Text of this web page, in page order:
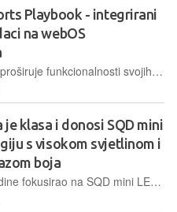
Playbook - integrirani
na webOS
LG Electronics proširuje funkcionalnosti svojih pametnih televizora predstavljanjem usluge Sports Playbook, rješenja koje na zaslon donosi sportske statistike, analitiku i informacije u stvarnom vremenu
je klasa i donosi SQD mini
s visokom svjetlinom i
boja
TCL se ove godine fokusirao na SQD mini LED tehnologiju za svoj vrh ponude. Pri samom je vrhu i ovaj model koji doseže svjetlinu od 3000 cd/m2 te pokriva 100% BT.2020 spektra boja. Tome kumuje mini LED pozadinsko osvjetljenje, poboljšana Quantum Dot tehnologija i 1152 zona lokalnog zatamnjenja